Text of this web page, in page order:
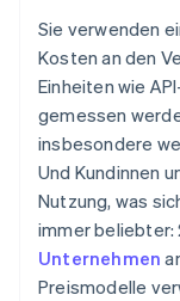
Sie verwenden
Kosten an den
Einheiten wie
gemessen
insbesondere
Und Kundinnen
Nutzung, was
immer beliebter:
Unternehmen
Preismodelle